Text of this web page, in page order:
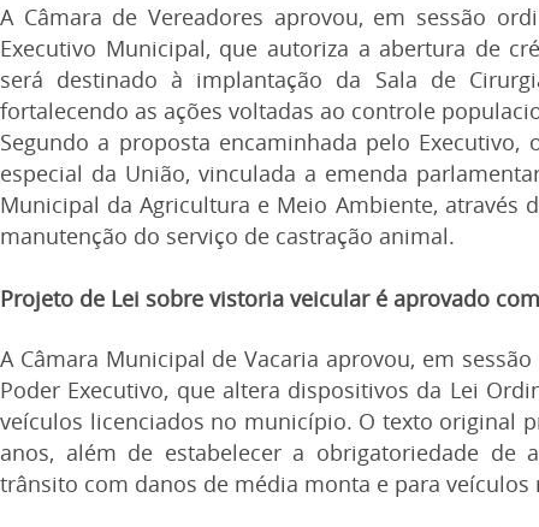
A Câmara de Vereadores aprovou, em sessão
Executivo Municipal, que autoriza a abertura de
será destinado à implantação da Sala de
fortalecendo as ações voltadas ao controle
Segundo a proposta encaminhada pelo Executivo,
especial da União, vinculada a emenda
Municipal da Agricultura e Meio Ambiente, através
manutenção do serviço de castração animal.
Projeto de Lei sobre vistoria veicular é aprovado
A Câmara Municipal de Vacaria aprovou, em
Poder Executivo, que altera dispositivos da Lei
veículos licenciados no município. O texto original
anos, além de estabelecer a obrigatoriedade de
trânsito com danos de média monta e para